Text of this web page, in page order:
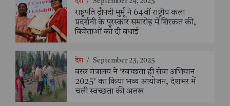
देश / September 24, 2025
राष्ट्रपति द्रौपदी मुर्मू ने 64वीं राष्ट्रीय कला
प्रदर्शनी के पुरस्कार समारोह में शिरकत की,
विजेताओं को दी बधाई
देश / September 23, 2025
वस्त्र मंत्रालय ने 'स्वच्छता ही सेवा अभियान
2025' का किया भव्य आयोजन, देशभर में
चली स्वच्छता की अलख